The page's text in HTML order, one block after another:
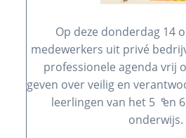
Op deze donderdag 14
medewerkers uit privé
professionele agenda vrij
geven over veilig en
leerlingen van het 5 e
en 6
onderwijs.